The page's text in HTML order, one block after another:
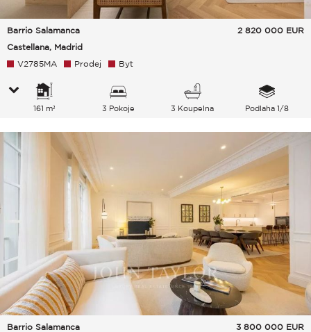
Barrio Salamanca
Castellana, Madrid
2 820 000 EUR
V2785MA Prodej Byt
161 m² 3 Pokoje 3 Koupelna Podlaha 1/8
Barrio Salamanca
3 800 000 EUR